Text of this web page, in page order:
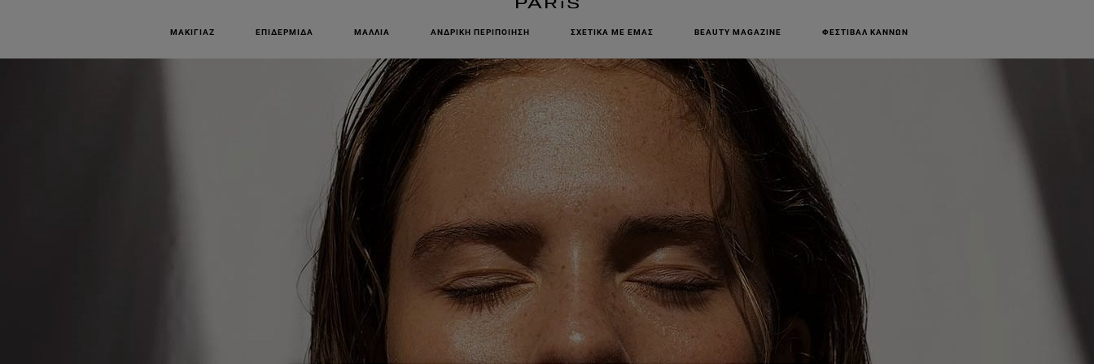
ΜΑΚΙΓΙΆΖ ΕΠΙΔΕΡΜΊΔΑ ΜΑΛΛΙΆ ΑΝΔΡΙΚΉ ΠΕΡΙΠΟΊΗΣΗ ΣΧΕΤΙΚΆ ΜΕ ΕΜΆΣ BEAUTY MAGAZINE ΦΕΣΤΙΒΑΛ ΚΑΝΝΩΝ